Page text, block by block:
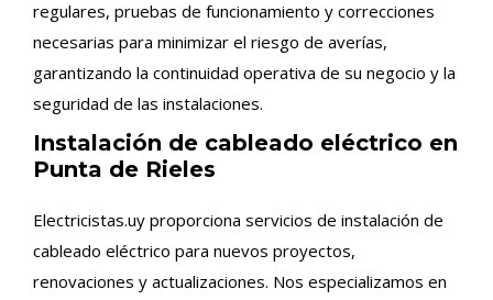
regulares, pruebas de funcionamiento y correcciones
necesarias para minimizar el riesgo de averías,
garantizando la continuidad operativa de su negocio y la
seguridad de las instalaciones.
Instalación de cableado eléctrico en
Punta de Rieles
Electricistas.uy proporciona servicios de instalación de
cableado eléctrico para nuevos proyectos,
renovaciones y actualizaciones. Nos especializamos en